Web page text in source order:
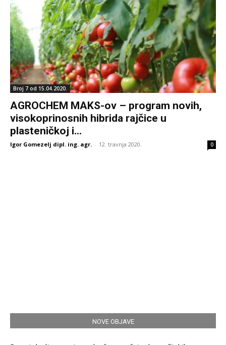
Broj 7 od 15.04.2020.
AGROCHEM MAKS-ov – program novih,
visokoprinosnih hibrida rajčice u
plasteničkoj i...
Igor Gomezelj dipl. ing. agr. - 12. travnja 2020. 0
NOVE OBJAVE